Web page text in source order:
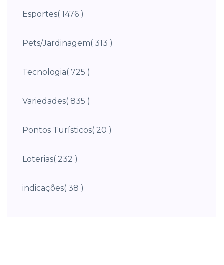
Esportes( 1476 )
Pets/Jardinagem( 313 )
Tecnologia( 725 )
Variedades( 835 )
Pontos Turísticos( 20 )
Loterias( 232 )
indicações( 38 )